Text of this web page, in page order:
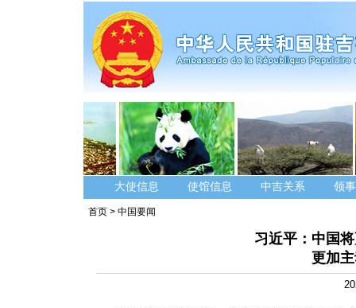
大使信息 使馆信息 中吉关系 领
首页 > 中国要闻
习近平：中国
更加